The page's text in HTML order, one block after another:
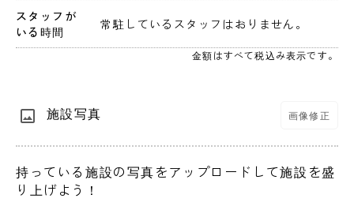
スタッフが
いる時間
常駐しているスタッフはおりません。
金額はすべて税込み表示です。
施設写真 画像修正
持っている施設の写真をアップロードして施設を盛
り上げよう！